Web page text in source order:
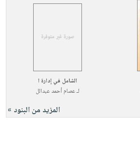
الشامل في إدارة ا
لـعصام أحمد عبدالل
المزيد من البنود »